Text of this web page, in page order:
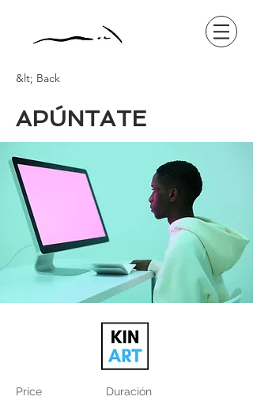
&lt; Back
APÚNTATE
Price Duración